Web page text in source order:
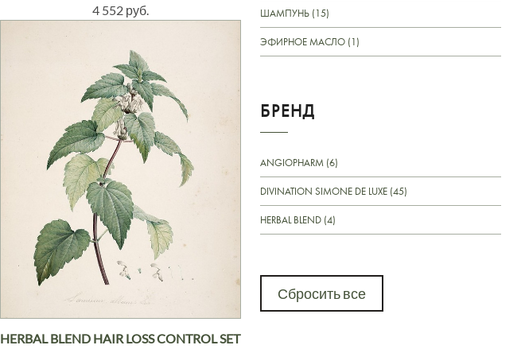
4 552 руб.
HERBAL BLEND HAIR LOSS CONTROL SET
ШАМПУНЬ (15)
ЭФИРНОЕ МАСЛО (1)
БРЕНД
ANGIOPHARM (6)
DIVINATION SIMONE DE LUXE (45)
HERBAL BLEND (4)
Сбросить все